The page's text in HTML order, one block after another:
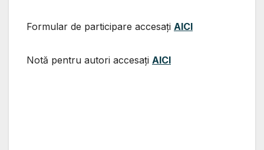
Formular de participare accesați AICI
Notă pentru autori accesați AICI